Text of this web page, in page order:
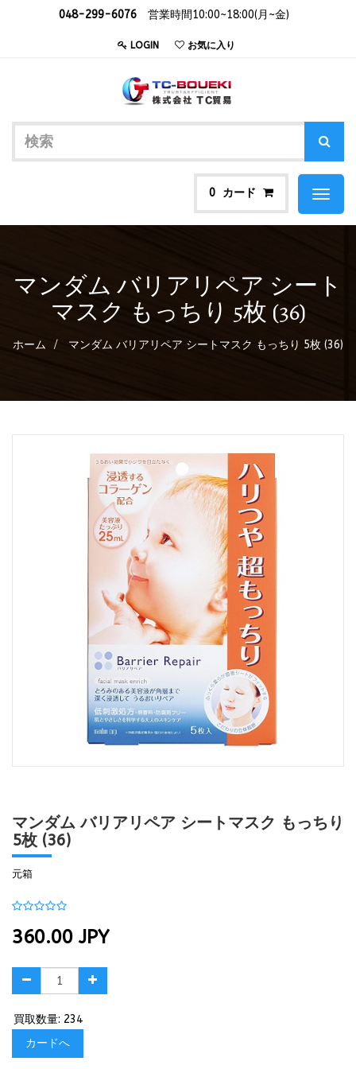
048-299-6076 営業時間10:00~18:00(月~金)
LOGIN お気に入り
0 カード
Toggle
マンダム バリアリペア シート
マスク もっちり 5枚 (36)
ホーム マンダム バリアリペア シートマスク もっちり 5枚 (36)
マンダム バリアリペア シートマスク もっちり
5枚 (36)
元箱
360.00 JPY
買取数量: 234
カードへ